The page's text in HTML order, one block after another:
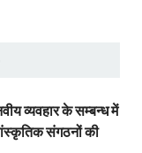
व्यवहार के सम्बन्ध में
संगठनों की